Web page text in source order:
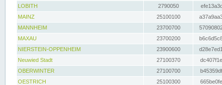
LOBITH
2790050
MAINZ
25100100
MANNHEIM
23700700
MAXAU
23700200
NIERSTEIN-OPPENHEIM
23900600
Neuwied Stadt
27100370
OBERWINTER
27100700
OESTRICH
25100300